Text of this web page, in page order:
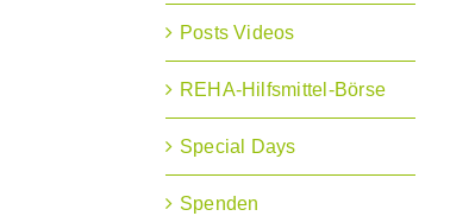
Posts Videos
REHA-Hilfsmittel-Börse
Special Days
Spenden